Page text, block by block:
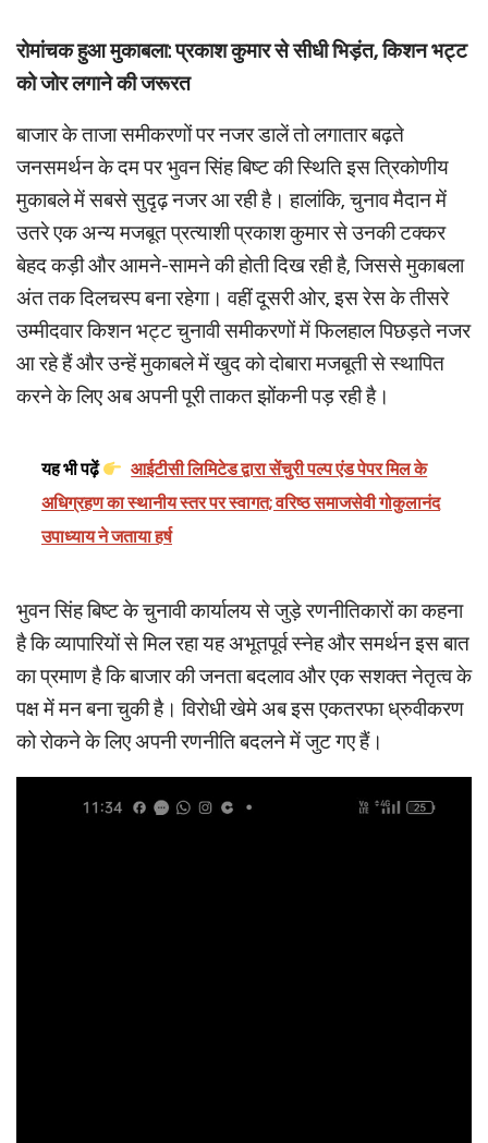
रोमांचक हुआ मुकाबला: प्रकाश कुमार से सीधी भिड़ंत, किशन भट्ट
को जोर लगाने की जरूरत
बाजार के ताजा समीकरणों पर नजर डालें तो लगातार बढ़ते
जनसमर्थन के दम पर भुवन सिंह बिष्ट की स्थिति इस त्रिकोणीय
मुकाबले में सबसे सुदृढ़ नजर आ रही है। हालांकि, चुनाव मैदान में
उतरे एक अन्य मजबूत प्रत्याशी प्रकाश कुमार से उनकी टक्कर
बेहद कड़ी और आमने-सामने की होती दिख रही है, जिससे मुकाबला
अंत तक दिलचस्प बना रहेगा। वहीं दूसरी ओर, इस रेस के तीसरे
उम्मीदवार किशन भट्ट चुनावी समीकरणों में फिलहाल पिछड़ते नजर
आ रहे हैं और उन्हें मुकाबले में खुद को दोबारा मजबूती से स्थापित
करने के लिए अब अपनी पूरी ताकत झोंकनी पड़ रही है।
यह भी पढ़ें
आईटीसी लिमिटेड द्वारा सेंचुरी पल्प एंड पेपर मिल के
अधिग्रहण का स्थानीय स्तर पर स्वागत; वरिष्ठ समाजसेवी गोकुलानंद
उपाध्याय ने जताया हर्ष
भुवन सिंह बिष्ट के चुनावी कार्यालय से जुड़े रणनीतिकारों का कहना
है कि व्यापारियों से मिल रहा यह अभूतपूर्व स्नेह और समर्थन इस बात
का प्रमाण है कि बाजार की जनता बदलाव और एक सशक्त नेतृत्व के
पक्ष में मन बना चुकी है। विरोधी खेमे अब इस एकतरफा ध्रुवीकरण
को रोकने के लिए अपनी रणनीति बदलने में जुट गए हैं।